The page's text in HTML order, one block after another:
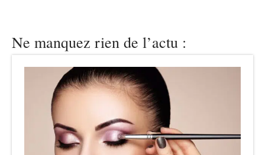
Ne manquez rien de l’actu :